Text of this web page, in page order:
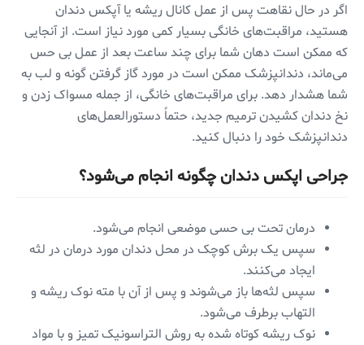
اگر در حال نقاهت پس از عمل کانال ریشه یا آپکس دندان
هستید، مراقبت‌های خانگی بسیار کمی ‌مورد نیاز است. از آنجایی
که ممکن است دهان شما برای چند ساعت بعد از عمل بی حس
می‌ماند، دندانپزشک ممکن است در مورد گاز گرفتن گونه و لب به
شما هشدار دهد. برای مراقبت‌های خانگی، از جمله مسواک زدن و
نخ دندان کشیدن ترمیم جدید، حتماً دستورالعمل‌های
دندانپزشک خود را دنبال کنید.
جراحی اپکس دندان چگونه انجام می‌شود؟
درمان تحت بی حسی موضعی انجام می‌شود.
سپس یک برش کوچک در محل دندان مورد درمان در لثه
ایجاد می‌کنند.
سپس لثه‌ها باز می‌شوند و پس از آن با مته نوک ریشه و
التهاب برطرف می‌شود.
نوک ریشه کوتاه شده به روش التراسونیک تمیز و با مواد